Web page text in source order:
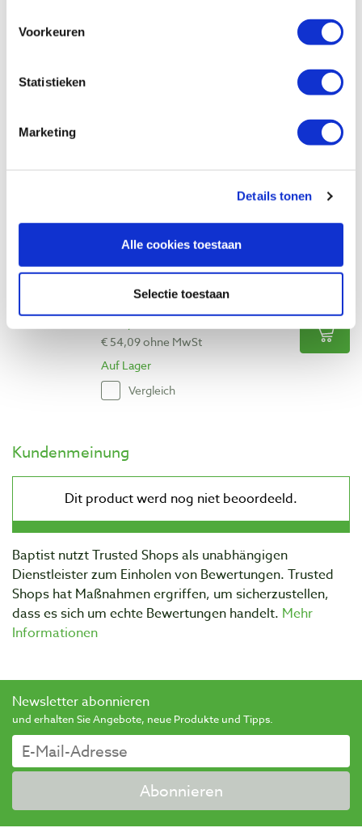
Voorkeuren
Statistieken
Marketing
Details tonen
Alle cookies toestaan
Selectie toestaan
Houtbewerken - Stephen Corbett
Dozuki 225 mm
Produktnummer: 16706
€ 65,45 inkl. MwSt
€ 54,09 ohne MwSt
Auf Lager
Vergleich
Kundenmeinung
Baptist nutzt Trusted Shops als unabhängigen
Dienstleister zum Einholen von Bewertungen. Trusted
Shops hat Maßnahmen ergriffen, um sicherzustellen,
dass es sich um echte Bewertungen handelt. Mehr
Informationen
Newsletter abonnieren
und erhalten Sie Angebote, neue Produkte und Tipps.
Abonnieren